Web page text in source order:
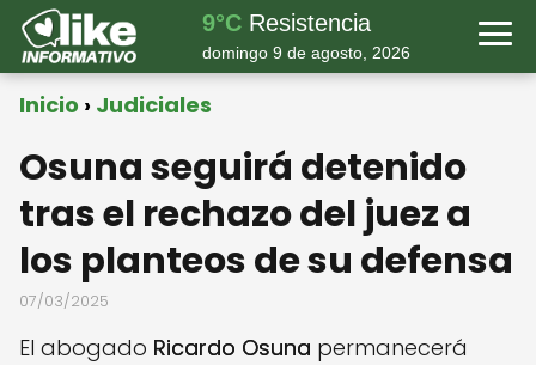
9°C Resistencia
domingo 9 de agosto, 2026
Inicio Judiciales
Osuna seguirá detenido
tras el rechazo del juez a
los planteos de su defensa
07/03/2025
El abogado Ricardo Osuna permanecerá